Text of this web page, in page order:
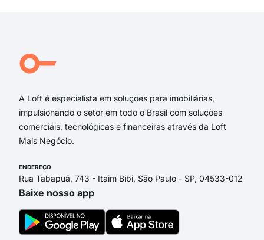
A Loft é especialista em soluções para imobiliárias,
impulsionando o setor em todo o Brasil com soluções
comerciais, tecnológicas e financeiras através da Loft
Mais Negócio.
ENDEREÇO
Rua Tabapuã, 743 - Itaim Bibi, São Paulo - SP, 04533-012
Baixe nosso app